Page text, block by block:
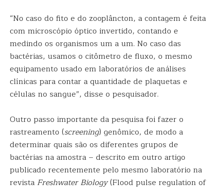
“No caso do fito e do zooplâncton, a contagem é feita
com microscópio óptico invertido, contando e
medindo os organismos um a um. No caso das
bactérias, usamos o citômetro de fluxo, o mesmo
equipamento usado em laboratórios de análises
clínicas para contar a quantidade de plaquetas e
células no sangue”, disse o pesquisador.
Outro passo importante da pesquisa foi fazer o
rastreamento (screening) genômico, de modo a
determinar quais são os diferentes grupos de
bactérias na amostra – descrito em outro artigo
publicado recentemente pelo mesmo laboratório na
revista Freshwater Biology(Flood pulse regulation of